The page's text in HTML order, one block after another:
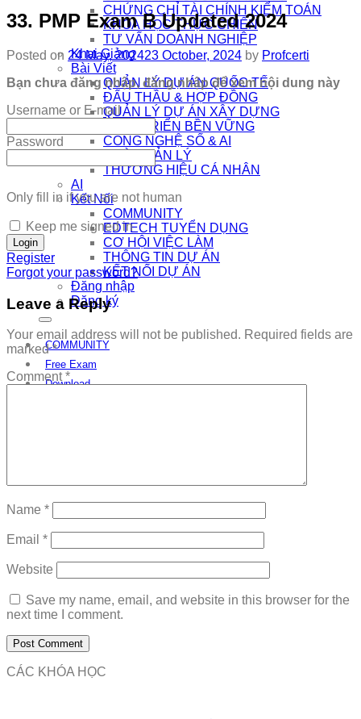
CHỨNG CHỈ TÀI CHÍNH KIỂM TOÁN
KHÓA HỌC THỰC CHIẾN
TƯ VẤN DOANH NGHIỆP
Khai Giảng
Bài Viết
QUẢN LÝ DỰ ÁN QUỐC TẾ
ĐẤU THẦU & HỢP ĐỒNG
QUẢN LÝ DỰ ÁN XÂY DỰNG
PHÁT TRIỂN BỀN VỮNG
CÔNG NGHỆ SỐ & AI
NHÀ QUẢN LÝ
THƯƠNG HIỆU CÁ NHÂN
AI
Kết Nối
COMMUNITY
EDTECH TUYỂN DỤNG
CƠ HỘI VIỆC LÀM
THÔNG TIN DỰ ÁN
KẾT NỐI DỰ ÁN
Đăng nhập
Đăng ký
COMMUNITY
Free Exam
Download
33. PMP Exam B Updated 2024
Posted on 24 May, 202423 October, 2024 by Profcerti
Bạn chưa đăng nhập, đăng nhập để xem nội dung này
Username or E-mail
Password
Only fill in if you are not human
Keep me signed in
Register
Forgot your password?
Leave a Reply
Your email address will not be published. Required fields are
marked*
Comment*
Name *
Email *
Website
Save my name, email, and website in this browser for the
next time I comment.
CÁC KHÓA HỌC